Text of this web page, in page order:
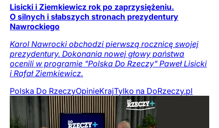
Lisicki i Ziemkiewicz rok po zaprzysiężeniu.
O silnych i słabszych stronach prezydentury
Nawrockiego
Karol Nawrocki obchodzi pierwszą rocznicę swojej
prezydentury. Dokonania nowej głowy państwa
ocenili w programie "Polska Do Rzeczy" Paweł Lisicki
i Rafał Ziemkiewicz.
Polska Do RzeczyOpinieKrajTylko na DoRzeczy.pl